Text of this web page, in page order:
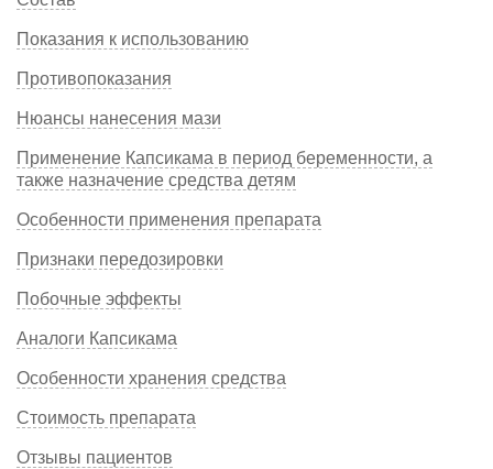
Показания к использованию
Противопоказания
Нюансы нанесения мази
Применение Капсикама в период беременности, а
также назначение средства детям
Особенности применения препарата
Признаки передозировки
Побочные эффекты
Аналоги Капсикама
Особенности хранения средства
Стоимость препарата
Отзывы пациентов